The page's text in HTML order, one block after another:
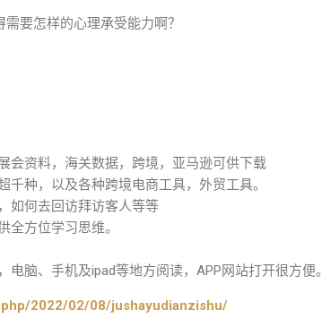
要怎样的心理承受能力啊？
会资料，海关数据，跨境，亚马逊可供下载
千种，以及各种跨境电商工具，外贸工具。
如何去回访拜访客人等等
全方位学习思维。
电脑、手机及ipad等地方阅读，APP网站打开很方便。
2022/02/08/jushayudianzishu/